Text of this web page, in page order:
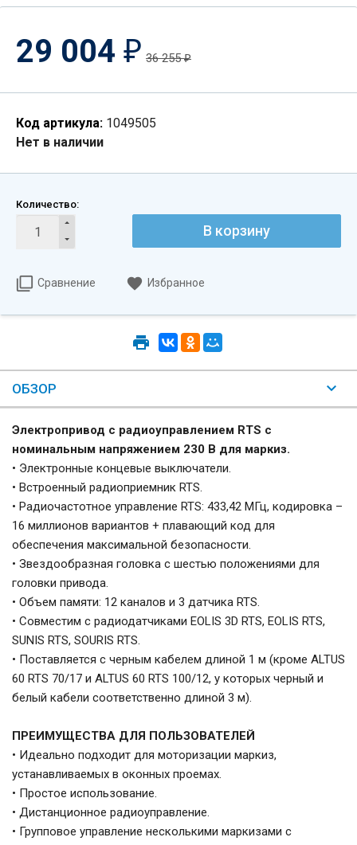
29 004 ₽ 36 255₽
Код артикула: 1049505
Нет в наличии
Количество:
В корзину
Сравнение Избранное
ОБЗОР
Электропривод с радиоуправлением RTS с
номинальным напряжением 230 В для маркиз.
• Электронные концевые выключатели.
• Встроенный радиоприемник RTS.
• Радиочастотное управление RTS: 433,42 МГц, кодировка –
16 миллионов вариантов + плавающий код для
обеспечения максимальной безопасности.
• Звездообразная головка с шестью положениями для
головки привода.
• Объем памяти: 12 каналов и 3 датчика RTS.
• Совместим с радиодатчиками EOLIS 3D RTS, EOLIS RTS,
SUNIS RTS, SOURIS RTS.
• Поставляется с черным кабелем длиной 1 м (кроме ALTUS
60 RTS 70/17 и ALTUS 60 RTS 100/12, у которых черный и
белый кабели соответственно длиной 3 м).
ПРЕИМУЩЕСТВА ДЛЯ ПОЛЬЗОВАТЕЛЕЙ
• Идеально подходит для моторизации маркиз,
устанавливаемых в оконных проемах.
• Простое использование.
• Дистанционное радиоуправление.
• Групповое управление несколькими маркизами с